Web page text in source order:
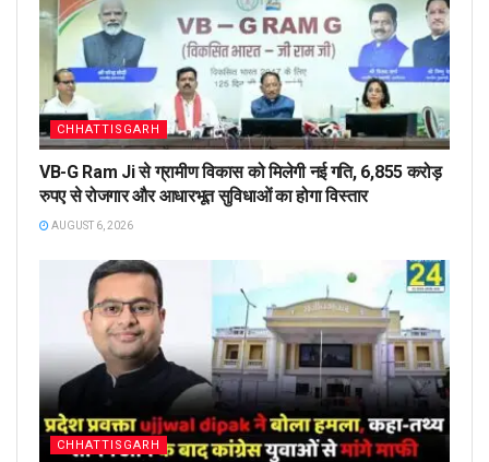
CHHATTISGARH
VB-G Ram Ji से ग्रामीण विकास को मिलेगी नई गति, 6,855 करोड़
रुपए से रोजगार और आधारभूत सुविधाओं का होगा विस्तार
AUGUST 6, 2026
CHHATTISGARH